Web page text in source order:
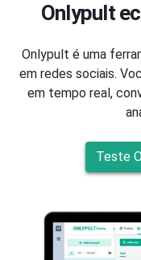
Onlypult
Onlypult é uma
em redes sociais.
em tempo real,
Teste